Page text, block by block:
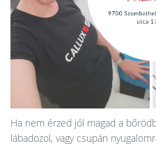
Ha nem érzed jól magad a
lábadozol, vagy csupán